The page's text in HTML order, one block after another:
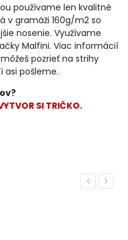
používame len kvalitné
v gramáži 160g/m2 so
nosenie. Využívame
Malfini. Viac informácií
pozrieť na strihy
asi pošleme.
SI TRIČKO.
Previous
Next